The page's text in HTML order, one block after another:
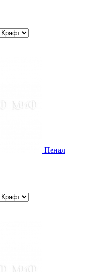
Пенал